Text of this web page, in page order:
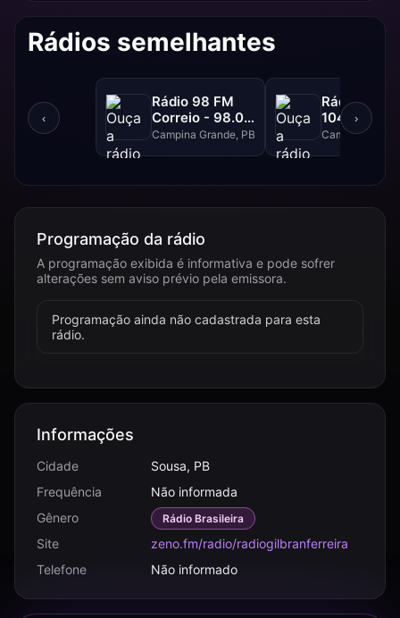
Rádios semelhantes
‹
Rádio 98 FM
Correio - 98.0
FM
Campina Grande, PB
Rádio
104.1 FM
Campina
›
Programação da rádio
A programação exibida é informativa e pode sofrer
alterações sem aviso prévio pela emissora.
Programação ainda não cadastrada para esta
rádio.
Informações
Cidade
Sousa, PB
Frequência
Não informada
Gênero
Rádio Brasileira
Site
zeno.fm/radio/radiogilbranferreira
Telefone
Não informado